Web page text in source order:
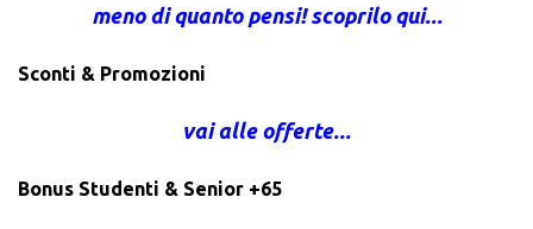
meno di quanto pensi! scoprilo qui...
Sconti & Promozioni
vai alle offerte...
Bonus Studenti & Senior +65